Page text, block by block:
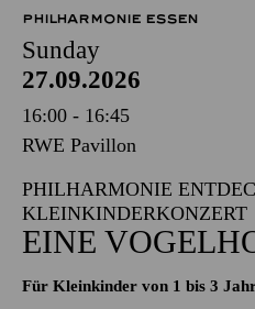
PHILHARMONIE ESSEN
Sunday
27.09.2026
16:00 - 16:45
RWE Pavillon
PHILHARMONIE
KLEINKINDERKONZERT
EINE
Für Kleinkinder von 1 bis 3